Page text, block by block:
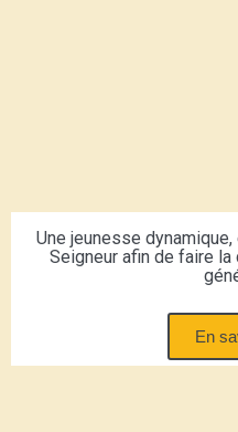
Une jeunesse
Seigneur afin de faire
En